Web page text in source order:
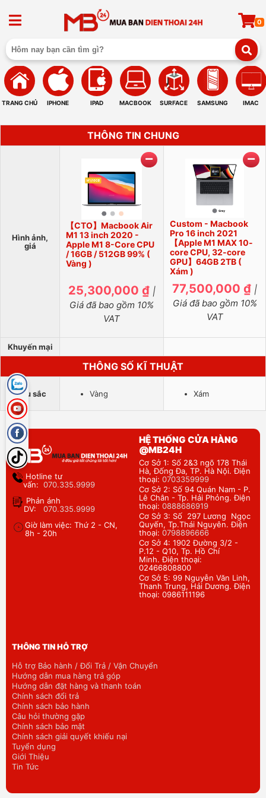
0
TRANG CHỦ IPHONE IPAD MACBOOK SURFACE SAMSUNG IMAC
THÔNG TIN CHUNG
Hình ảnh,
giá
【CTO】Macbook Air
M1 13 inch 2020 -
Apple M1 8-Core CPU
/ 16GB / 512GB 99% (
Vàng )
25,300,000 ₫ |
Giá đã bao gồm 10%
VAT
Custom - Macbook
Pro 16 inch 2021
【Apple M1 MAX 10-
core CPU, 32-core
GPU】64GB 2TB (
Xám )
77,500,000 ₫ |
Giá đã bao gồm 10%
VAT
Khuyến mại
THÔNG SỐ KĨ THUẬT
Màu sắc Vàng Xám
Hotline tư
vấn: 070.335.9999
Phản ánh
DV: 070.335.9999
Giờ làm việc: Thứ 2 - CN,
8h - 20h
HỆ THỐNG CỬA HÀNG
@MB24H
Cơ Sở 1: Số 2&3 ngõ 178 Thái
Hà, Đống Đa, TP. Hà Nội. Điện
thoại: 0703359999
Cơ Sở 2: Số 94 Quán Nam - P.
Lê Chân - Tp. Hải Phỏng. Điện
thoại: 0888686919
Cơ Sở 3: Số 297 Lương Ngọc
Quyến, Tp.Thái Nguyên. Điện
thoại: 0798896666
Cơ Sở 4: 1902 Đường 3/2 -
P.12 - Q10, Tp. Hồ Chí
Minh. Điện thoại:
02466808800
Cơ Sở 5: 99 Nguyễn Văn Linh,
Thanh Trung, Hải Dương. Điện
thoại: 0986111196
THÔNG TIN HỖ TRỢ
Hỗ trợ Bảo hành / Đổi Trả / Vận Chuyển
Hướng dẫn mua hàng trả góp
Hướng dẫn đặt hàng và thanh toán
Chính sách đổi trả
Chính sách bảo hành
Câu hỏi thường gặp
Chính sách bảo mật
Chính sách giải quyết khiếu nại
Tuyển dụng
Giới Thiệu
Tin Tức